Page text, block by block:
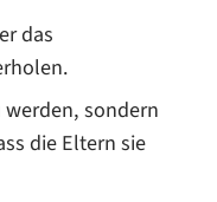
das
sondern
die Eltern sie